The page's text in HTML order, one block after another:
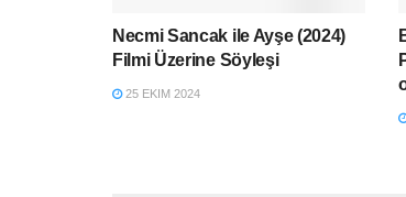
Necmi Sancak ile Ayşe (2024)
Filmi Üzerine Söyleşi
25 EKIM 2024